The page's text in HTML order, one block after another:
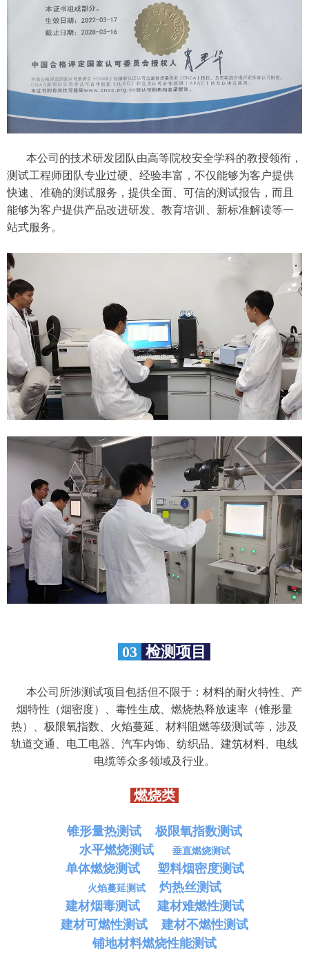
本公司的技术研发团队由高等院校安全学科的教授领衔，
测试工程师团队专业过硬、经验丰富，不仅能够为客户提供
快速、准确的测试服务，提供全面、可信的测试报告，而且
能够为客户提供产品改进研发、教育培训、新标准解读等一
站式服务。
03 检测项目
本公司所涉测试项目包括但不限于：材料的耐火特性、产
烟特性（烟密度）、毒性生成、燃烧热释放速率（锥形量
热）、极限氧指数、火焰蔓延、材料阻燃等级测试等，涉及
轨道交通、电工电器、汽车内饰、纺织品、建筑材料、电线
电缆等众多领域及行业。
燃烧类
锥形量热测试
极限氧指数测试
水平燃烧测试
垂直燃烧测试
单体燃烧测试 塑料烟密度测试
火焰蔓延测试
灼热丝测试
建材烟毒测试
建材难燃性测试
建材可燃性测试
建材不燃性测试
铺地材料燃烧性能测试